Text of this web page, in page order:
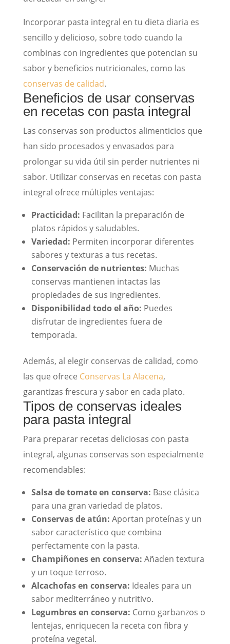
Incorporar pasta integral en tu dieta diaria es
sencillo y delicioso, sobre todo cuando la
combinas con ingredientes que potencian su
sabor y beneficios nutricionales, como las
conservas de calidad.
Beneficios de usar conservas
en recetas con pasta integral
Las conservas son productos alimenticios que
han sido procesados y envasados para
prolongar su vida útil sin perder nutrientes ni
sabor. Utilizar conservas en recetas con pasta
integral ofrece múltiples ventajas:
Practicidad: Facilitan la preparación de
platos rápidos y saludables.
Variedad: Permiten incorporar diferentes
sabores y texturas a tus recetas.
Conservación de nutrientes: Muchas
conservas mantienen intactas las
propiedades de sus ingredientes.
Disponibilidad todo el año: Puedes
disfrutar de ingredientes fuera de
temporada.
Además, al elegir conservas de calidad, como
las que ofrece Conservas La Alacena,
garantizas frescura y sabor en cada plato.
Tipos de conservas ideales
para pasta integral
Para preparar recetas deliciosas con pasta
integral, algunas conservas son especialmente
recomendables:
Salsa de tomate en conserva: Base clásica
para una gran variedad de platos.
Conservas de atún: Aportan proteínas y un
sabor característico que combina
perfectamente con la pasta.
Champiñones en conserva: Añaden textura
y un toque terroso.
Alcachofas en conserva: Ideales para un
sabor mediterráneo y nutritivo.
Legumbres en conserva: Como garbanzos o
lentejas, enriquecen la receta con fibra y
proteína vegetal.